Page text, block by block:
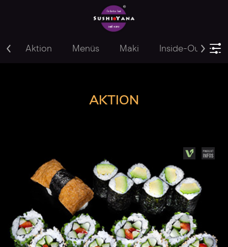
Aktion Menüs Maki Inside-Out
AKTION